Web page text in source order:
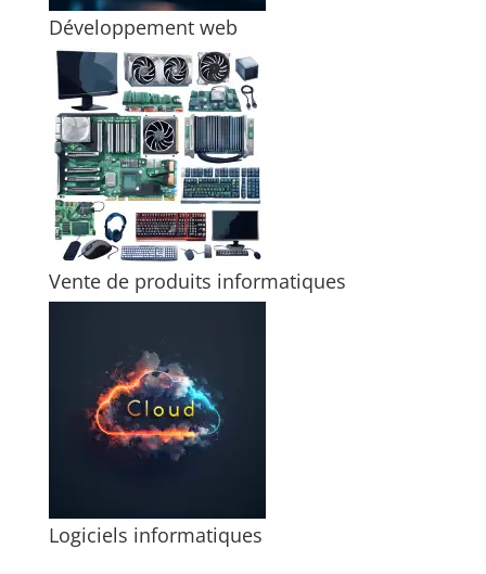
Développement web
Vente de produits informatiques
Logiciels informatiques